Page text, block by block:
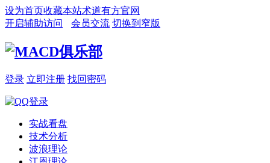
设为首页收藏本站术道有方官网
开启辅助访问
会员交流 切换到窄版
登录 立即注册 找回密码
实战看盘
技术分析
波浪理论